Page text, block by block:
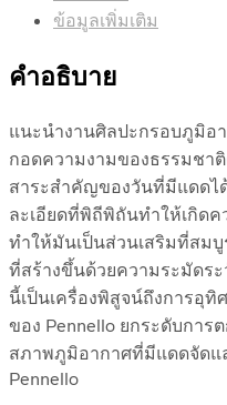
ข้อมูลเพิ่มเติม
คำอธิบาย
แนะนำงานศิลปะกรอบภูมิอ
กอดความงามของธรรมชา
สาระสำคัญของวันที่มีแดดไ
ละเอียดที่พิถีพิถันทำให้เกิด
ทำให้มันเป็นส่วนเสริมที่สม
ที่สร้างขึ้นด้วยความระมัดร
นี้เป็นเครื่องพิสูจน์ถึงการอุ
ของ Pennello ยกระดับกา
สภาพภูมิอากาศที่มีแดดจัดแ
Pennello